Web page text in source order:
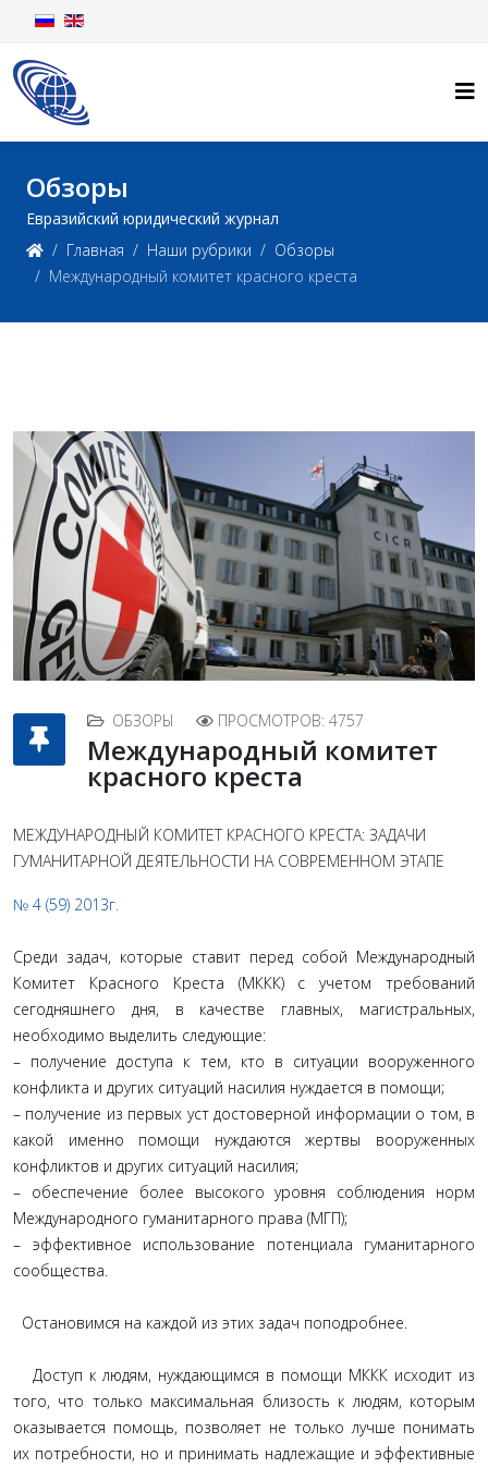
Обзоры
Евразийский юридический журнал
Главная
Наши рубрики
Обзоры
Международный комитет красного креста
ОБЗОРЫ ПРОСМОТРОВ: 4757
Международный комитет
красного креста
МЕЖДУНАРОДНЫЙ КОМИТЕТ КРАСНОГО КРЕСТА: ЗАДАЧИ
ГУМАНИТАРНОЙ ДЕЯТЕЛЬНОСТИ НА СОВРЕМЕННОМ ЭТАПЕ
№ 4 (59) 2013г.
Среди задач, которые ставит перед собой Международный
Комитет Красного Креста (МККК) с учетом требований
сегодняшнего дня, в качестве главных, магистральных,
необходимо выделить следующие:
– получение доступа к тем, кто в ситуации вооруженного
конфликта и других ситуаций насилия нуждается в помощи;
– получение из первых уст достоверной информации о том, в
какой именно помощи нуждаются жертвы вооруженных
конфликтов и других ситуаций насилия;
– обеспечение более высокого уровня соблюдения норм
Международного гуманитарного права (МГП);
– эффективное использование потенциала гуманитарного
сообщества.
Остановимся на каждой из этих задач поподробнее.
Доступ к людям, нуждающимся в помощи МККК исходит из
того, что только максимальная близость к людям, которым
оказывается помощь, позволяет не только лучше понимать
их потребности, но и принимать надлежащие и эффективные